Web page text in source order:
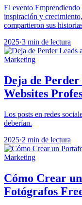
El evento Emprendiendo
inspiración y
compartieron sus
2025·3 min de lectura
Marketing
Deja de Perder
Websites
Los posts en redes
deberían.
2025·2 min de lectura
Marketing
Cómo Crear
Fotógrafos